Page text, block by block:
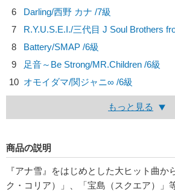
6
Darling/西野 カナ /7級
7
R.Y.U.S.E.I./三代目 J Soul Brothers
8
Battery/SMAP /6級
9
足音～Be Strong/MR.Children /6級
10 オモイダマ/関ジャニ∞ /6級
もっと見る
商品の説明
『アナ雪』をはじめとした大ヒット曲か
ク・コリア）」、「宝島（スクエア）」